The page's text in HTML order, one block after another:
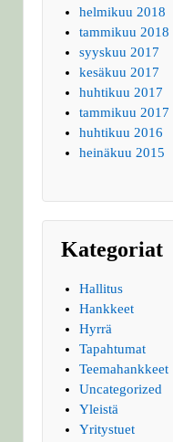
helmikuu 2018
tammikuu 2018
syyskuu 2017
kesäkuu 2017
huhtikuu 2017
tammikuu 2017
huhtikuu 2016
heinäkuu 2015
Kategoriat
Hallitus
Hankkeet
Hyrrä
Tapahtumat
Teemahankkeet
Uncategorized
Yleistä
Yritystuet